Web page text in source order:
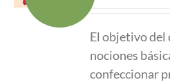
era:
660.00
El objetivo del
nociones
confeccionar